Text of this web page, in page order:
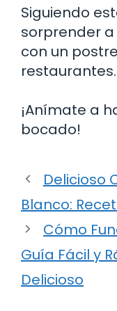
Siguiendo
sorprender
con un
restaurantes.
¡Anímate a
bocado!
Delicioso
Blanco:
Cómo
Guía Fácil y
Delicioso